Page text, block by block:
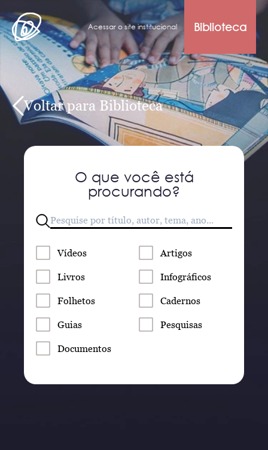
Acessar o site institucional Biblioteca
Voltar para Biblioteca
O que você está
procurando?
Vídeos Artigos
Livros Infográficos
Folhetos Cadernos
Guias Pesquisas
Documentos